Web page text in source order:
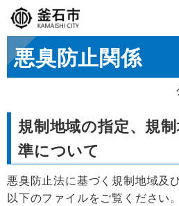
悪臭防止関係
規制地域の指定、規
準について
悪臭防止法に基づく規制地域及
以下のファイルをご覧ください。